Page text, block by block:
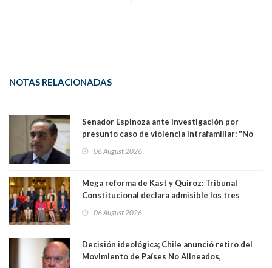
NOTAS RELACIONADAS
Senador Espinoza ante investigación por
presunto caso de violencia intrafamiliar: "No
antecedentes a Tribunal Supremo
06 August 2026
Mega reforma de Kast y Quiroz: Tribunal
Constitucional declara admisible los tres
06 August 2026
Decisión ideológica; Chile anunció retiro del
Movimiento de Países No Alineados,